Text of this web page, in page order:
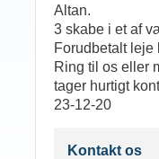
Altan.
3 skabe i et af
Forudbetalt leje
Ring til os eller
tager hurtigt
23-12-20
Kontakt os